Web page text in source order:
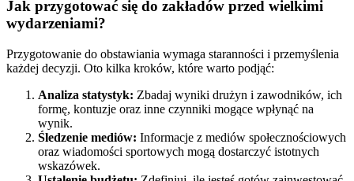
Jak przygotować się do zakładów przed wielkimi
wydarzeniami?
Przygotowanie do obstawiania wymaga staranności i przemyślenia
każdej decyzji. Oto kilka kroków, które warto podjąć:
Analiza statystyk: Zbadaj wyniki drużyn i zawodników, ich
formę, kontuzje oraz inne czynniki mogące wpłynąć na
wynik.
Śledzenie mediów: Informacje z mediów społecznościowych
oraz wiadomości sportowych mogą dostarczyć istotnych
wskazówek.